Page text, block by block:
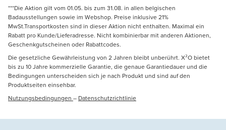
***Die Aktion gilt vom 01.05. bis zum 31.08. in allen belgischen
Badausstellungen sowie im Webshop. Preise inklusive 21%
MwSt.Transportkosten sind in dieser Aktion nicht enthalten. Maximal ein
Rabatt pro Kunde/Lieferadresse. Nicht kombinierbar mit anderen Aktionen,
Geschenkgutscheinen oder Rabattcodes.
Die gesetzliche Gewährleistung von 2 Jahren bleibt unberührt. X²O bietet
bis zu 10 Jahre kommerzielle Garantie, die genaue Garantiedauer und die
Bedingungen unterscheiden sich je nach Produkt und sind auf den
Produktseiten einsehbar.
Nutzungsbedingungen – Datenschutzrichtlinie